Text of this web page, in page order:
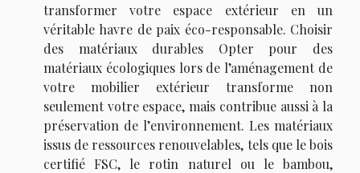
transformer votre espace extérieur en un
véritable havre de paix éco-responsable. Choisir
des matériaux durables Opter pour des
matériaux écologiques lors de l’aménagement de
votre mobilier extérieur transforme non
seulement votre espace, mais contribue aussi à la
préservation de l’environnement. Les matériaux
issus de ressources renouvelables, tels que le bois
certifié FSC, le rotin naturel ou le bambou,